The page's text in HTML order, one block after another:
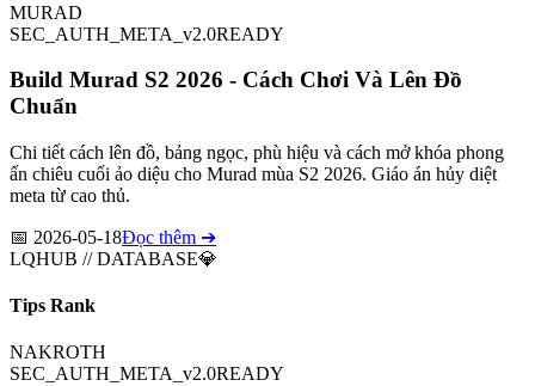
MURAD
SEC_AUTH_META_v2.0READY
Build Murad S2 2026 - Cách Chơi Và Lên Đồ
Chuẩn
Chi tiết cách lên đồ, bảng ngọc, phù hiệu và cách mở khóa phong
ấn chiêu cuối ảo diệu cho Murad mùa S2 2026. Giáo án hủy diệt
meta từ cao thủ.
📅 2026-05-18Đọc thêm ➔
LQHUB // DATABASE💎
Tips Rank
NAKROTH
SEC_AUTH_META_v2.0READY